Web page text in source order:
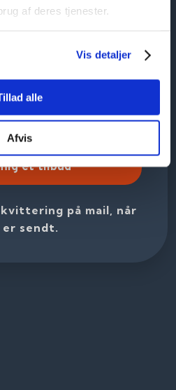
af deres tjenester.
Vis detaljer
alle
Afvis
på mail, når
sendt.​